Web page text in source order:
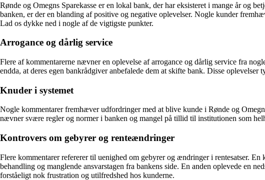
Rønde og Omegns Sparekasse er en lokal bank, der har eksisteret i mange år og
banken, er der en blanding af positive og negative oplevelser. Nogle kunder
Lad os dykke ned i nogle af de vigtigste punkter.
Arrogance og dårlig service
Flere af kommentarerne nævner en oplevelse af arrogance og dårlig service fra
endda, at deres egen bankrådgiver anbefalede dem at skifte bank. Disse
Knuder i systemet
Nogle kommentarer fremhæver udfordringer med at blive kunde i Rønde og
nævner svære regler og normer i banken og mangel på tillid til institutionen som
Kontrovers om gebyrer og renteændringer
Flere kommentarer refererer til uenighed om gebyrer og ændringer i rentesatser.
behandling og manglende ansvarstagen fra bankens side. En anden oplevede en
forståeligt nok frustration og utilfredshed hos kunderne.